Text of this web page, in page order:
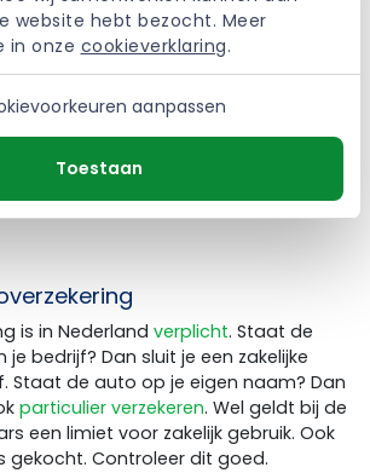
website hebt bezocht. Meer
in onze cookieverklaring.
aanpassen
Toestaan
voorraad mee naar buiten?
klant? Dan is schade niet standaard
je een aanvullende module af.
maken een onderscheid tussen je
inboedel. Kijk daarom goed naar de
particuliere inboedelverzekering
een kantoor aan huis hebt.
is in Nederland verplicht. Staat de
bedrijf? Dan sluit je een zakelijke
Staat de auto op je eigen naam? Dan
particulier verzekeren. Wel geldt bij de
een limiet voor zakelijk gebruik. Ook
gekocht. Controleer dit goed.